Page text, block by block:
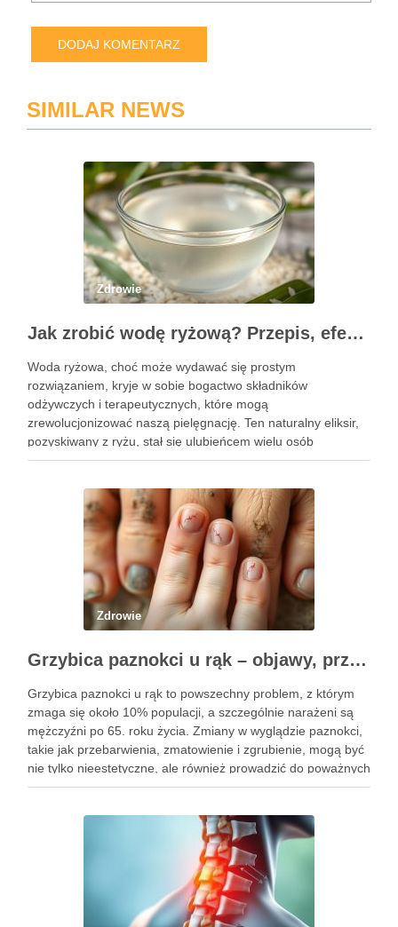
SIMILAR NEWS
Zdrowie
Jak zrobić wodę ryżową? Przepis, efekty i zastosowanie w pielęgnacji
Woda ryżowa, choć może wydawać się prostym
rozwiązaniem, kryje w sobie bogactwo składników
odżywczych i terapeutycznych, które mogą
zrewolucjonizować naszą pielęgnację. Ten naturalny eliksir,
pozyskiwany z ryżu, stał się ulubieńcem wielu osób
dbających o zdrowie włosów oraz kondycję skóry. Dzięki
dostępna dla …
Zdrowie
Grzybica paznokci u rąk – objawy, przyczyny i skuteczne leczenie
Grzybica paznokci u rąk to powszechny problem, z którym
zmaga się około 10% populacji, a szczególnie narażeni są
mężczyźni po 65. roku życia. Zmiany w wyglądzie paznokci,
takie jak przebarwienia, zmatowienie i zgrubienie, mogą być
nie tylko nieestetyczne, ale również prowadzić do poważnych
konsekwencji zdrowotnych. Infekcje te są wywoływane przez